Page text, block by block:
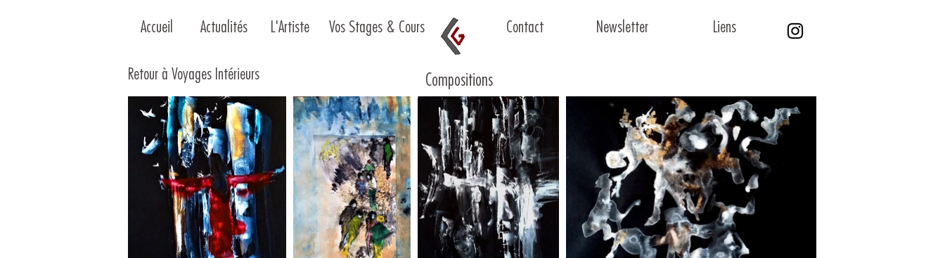
Accueil L'Artiste Vos Stages & Cours
Actualités Contact Newsletter Liens
Retour à Voyages Intérieurs Compositions